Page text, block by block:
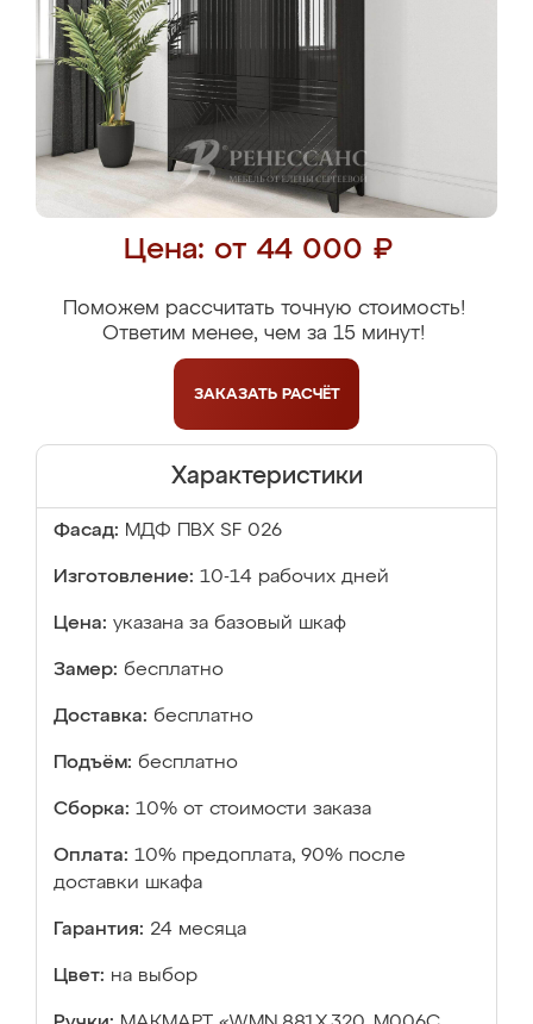
Цена: от 44 000 ₽
Поможем рассчитать точную стоимость!
Ответим менее, чем за 15 минут!
ЗАКАЗАТЬ РАСЧЁТ
Характеристики
Фасад: МДФ ПВХ SF 026
Изготовление: 10-14 рабочих дней
Цена: указана за базовый шкаф
Замер: бесплатно
Доставка: бесплатно
Подъём: бесплатно
Сборка: 10% от стоимости заказа
Оплата: 10% предоплата, 90% после
доставки шкафа
Гарантия: 24 месяца
Цвет: на выбор